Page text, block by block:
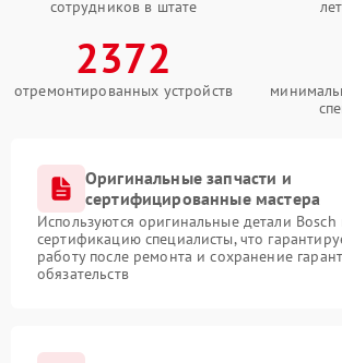
сотрудников в штате
2372
отремонтированных устройств
Оригинальные запчасти и
сертифицированные мастера
Используются оригинальные детали
сертификацию специалисты, что
работу после ремонта и сохранение
обязательств